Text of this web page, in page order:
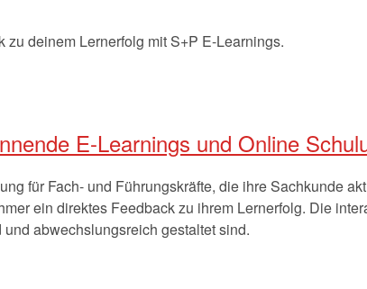
deinem Lernerfolg mit S+P E-Learnings.
E-Learnings und Online
für Fach- und Führungskräfte, die ihre Sachkunde
ein direktes Feedback zu ihrem Lernerfolg. Die
abwechslungsreich gestaltet sind.